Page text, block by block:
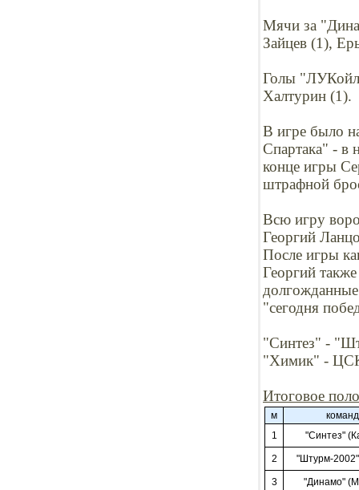
Мячи за
Зайцев (1),
Голы
Халтурин (1).
В игре было
Спартака" - в
конце игры
штрафной
Всю игру
Георгий
После игры
Георгий
"сегодня
"Синтез" -
"Химик" -
Итоговое
м
1
"Синтез"
2 "Штурм-
3 "Динамо"